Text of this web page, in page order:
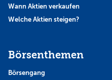
Wann Aktien verkaufen
Welche Aktien steigen?
Börsenthemen
Börsengang